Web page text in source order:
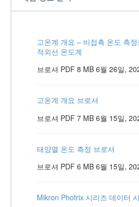
고온계 개요 – 비접촉 온도 측
적외선 온도계
브로셔 PDF 8 MB 6월 26일,
고온계 개요 브로셔
브로셔 PDF 7 MB 6월 15일,
태양열 온도 측정 브로셔
브로셔 PDF 6 MB 6월 15일,
Mikron Photrix 시리즈 데이터